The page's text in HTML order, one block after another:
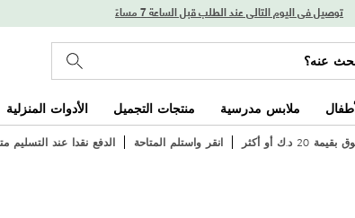
توصيل في اليوم التالي عند الطلب قبل الساعة 7 مساءً
ملابس مدرسية منتجات التجميل الأدوات المنزلية
د.ك أو أكثر انقر واستلم المتاحة الدفع نقدا عند التسليم